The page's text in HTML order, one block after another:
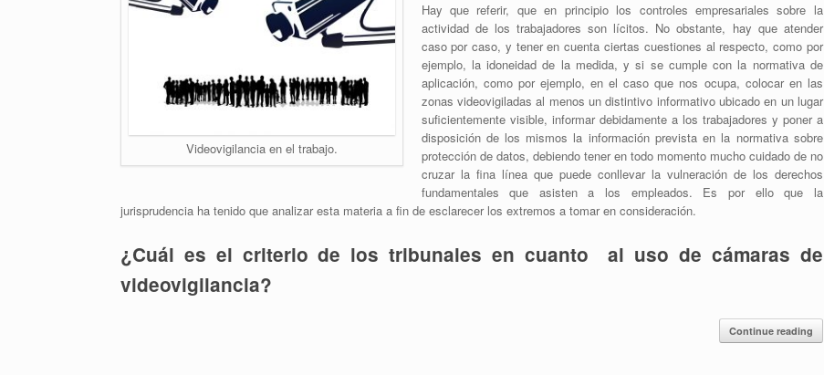
Videovigilancia en el trabajo.
Hay que referir, que en principio los controles empresariales sobre la
actividad de los trabajadores son lícitos. No obstante, hay que atender
caso por caso, y tener en cuenta ciertas cuestiones al respecto, como por
ejemplo, la idoneidad de la medida, y si se cumple con la normativa de
aplicación, como por ejemplo, en el caso que nos ocupa, colocar en las
zonas videovigiladas al menos un distintivo informativo ubicado en un lugar
suficientemente visible, informar debidamente a los trabajadores y poner a
disposición de los mismos la información prevista en la normativa sobre
protección de datos, debiendo tener en todo momento mucho cuidado de no
cruzar la fina línea que puede conllevar la vulneración de los derechos
fundamentales que asisten a los empleados. Es por ello que la
jurisprudencia ha tenido que analizar esta materia a fin de esclarecer los extremos a tomar en consideración.
¿Cuál es el criterio de los tribunales en cuanto al uso de cámaras de
videovigilancia?
Continue reading